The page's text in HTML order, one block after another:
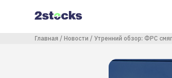
содержанию
Строка навигации
Главная Новости Утренний обзор: ФРС